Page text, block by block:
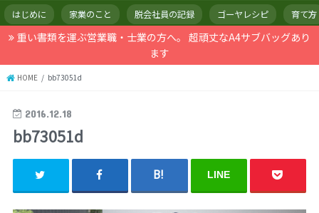
はじめに 家業のこと 脱会社員の記録 ゴーヤレシピ 育て方
重い書類を運ぶ営業職・士業の方へ。 超頑丈なA4サブバッグあり
ます
HOME bb73051d
2016.12.18
bb73051d
LINE